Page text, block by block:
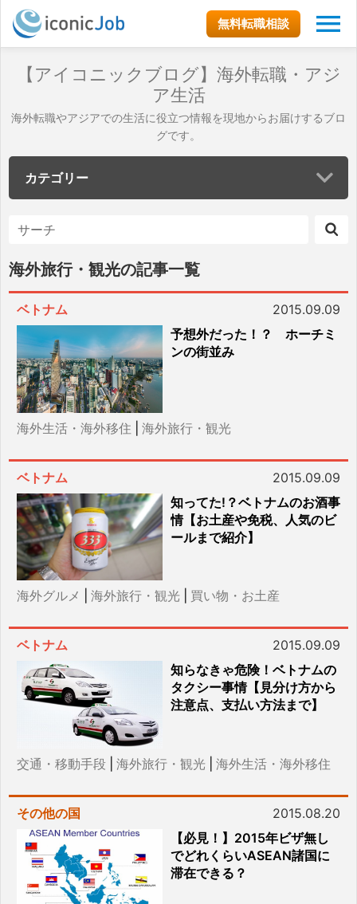
無料転職相談
【アイコニックブログ】海外転職・アジ
ア生活
海外転職やアジアでの生活に役立つ情報を現地からお届けするブロ
グです。
カテゴリー
海外旅行・観光の記事一覧
ベトナム
2015.09.09
予想外だった！？ ホーチミ
ンの街並み
海外生活・海外移住 海外旅行・観光
ベトナム
2015.09.09
知ってた!？ベトナムのお酒事
情【お土産や免税、人気のビ
ールまで紹介】
海外グルメ 海外旅行・観光 買い物・お土産
ベトナム
2015.09.09
知らなきゃ危険！ベトナムの
タクシー事情【見分け方から
注意点、支払い方法まで】
交通・移動手段 海外旅行・観光 海外生活・海外移住
その他の国
2015.08.20
【必見！】2015年ビザ無し
でどれくらいASEAN諸国に
滞在できる？